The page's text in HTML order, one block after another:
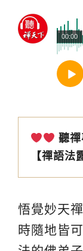
00:00
聽
【禪語
悟覺妙天
時隨地皆